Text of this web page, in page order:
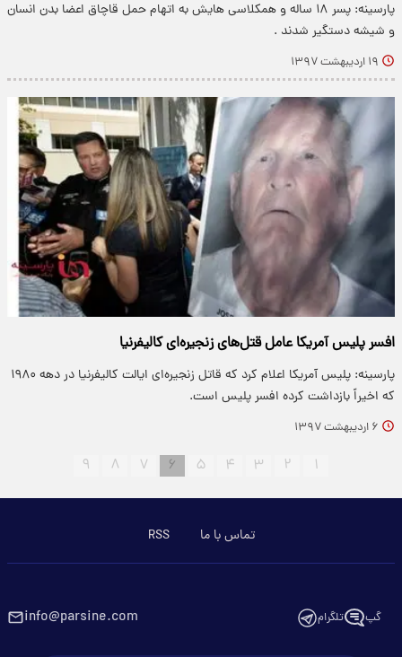
پارسینه: پسر ۱۸ ساله و همکلاسی هایش به اتهام حمل قاچاق اعضا بدن انسان
و شیشه دستگیر شدند .
۱۹ اردیبهشت ۱۳۹۷
افسر پلیس آمریکا عامل قتل‌های زنجیره‌ای کالیفرنیا
پارسینه: پلیس آمریکا اعلام کرد که قاتل زنجیره‌ای ایالت کالیفرنیا در دهه ۱۹۸۰
که اخیراً بازداشت کرده افسر پلیس است.
۶ اردیبهشت ۱۳۹۷
۱ ۲ ۳ ۴ ۵ ۶ ۷ ۸ ۹
تماس با ما RSS
گپ تلگرام info@parsine.com